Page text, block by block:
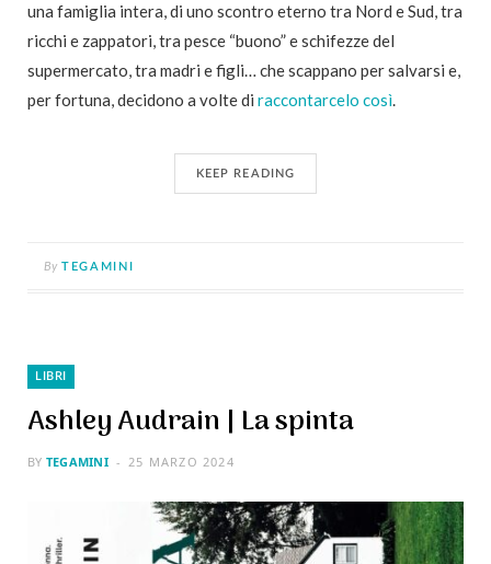
una famiglia intera, di uno scontro eterno tra Nord e Sud, tra
ricchi e zappatori, tra pesce “buono” e schifezze del
supermercato, tra madri e figli… che scappano per salvarsi e,
per fortuna, decidono a volte di raccontarcelo così.
KEEP READING
By TEGAMINI
LIBRI
Ashley Audrain | La spinta
BY TEGAMINI 25 MARZO 2024